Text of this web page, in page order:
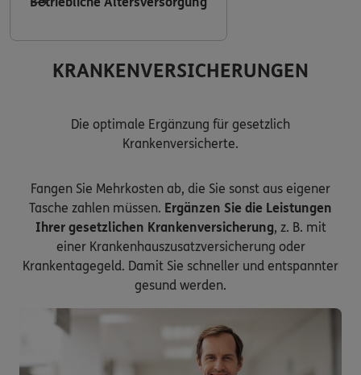
KRANKENVERSICHERUNGEN
Die optimale Ergänzung für gesetzlich
Krankenversicherte.
Fangen Sie Mehrkosten ab, die Sie sonst aus eigener
Tasche zahlen müssen. Ergänzen Sie die Leistungen
Ihrer gesetzlichen Krankenversicherung, z. B. mit
einer Krankenhauszusatzversicherung oder
Krankentagegeld. Damit Sie schneller und entspannter
gesund werden.